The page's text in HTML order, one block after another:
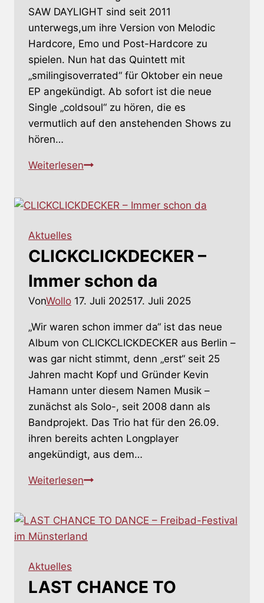
SAW DAYLIGHT sind seit 2011
unterwegs,um ihre Version von Melodic
Hardcore, Emo und Post-Hardcore zu
spielen. Nun hat das Quintett mit
„smilingisoverrated“ für Oktober ein neue
EP angekündigt. Ab sofort ist die neue
Single „coldsoul“ zu hören, die es
vermutlich auf den anstehenden Shows zu
hören…
WeiterlesenI
–
Aktuelles
CLICKCLICKDECKER –
Immer schon da
VonWollo 17. Juli 202517. Juli 2025
„Wir waren schon immer da“ ist das neue
Album von CLICKCLICKDECKER aus Berlin –
was gar nicht stimmt, denn „erst“ seit 25
Jahren macht Kopf und Gründer Kevin
Hamann unter diesem Namen Musik –
zunächst als Solo-, seit 2008 dann als
Bandprojekt. Das Trio hat für den 26.09.
ihren bereits achten Longplayer
angekündigt, aus dem…
WeiterlesenCLICKCLICKDECKER
schon
da
Aktuelles
LAST CHANCE TO